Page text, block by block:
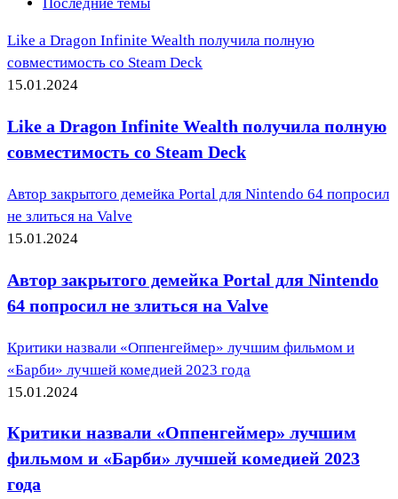
Like a Dragon Infinite Wealth получила полную
совместимость со Steam Deck
15.01.2024
Like a Dragon Infinite Wealth получила полную
совместимость со Steam Deck
Автор закрытого демейка Portal для Nintendo 64 попросил
не злиться на Valve
15.01.2024
Автор закрытого демейка Portal для Nintendo
64 попросил не злиться на Valve
Критики назвали «Оппенгеймер» лучшим фильмом и
«Барби» лучшей комедией 2023 года
15.01.2024
Критики назвали «Оппенгеймер» лучшим
фильмом и «Барби» лучшей комедией 2023
года